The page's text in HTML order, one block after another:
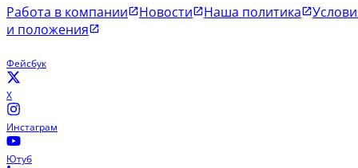
Работа в компании Новости Наша политика
и положения
Фейсбук
X
Инстаграм
Ютуб